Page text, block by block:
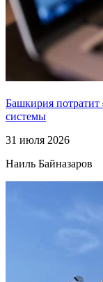
Башкирия
системы
31 июля 2026
Наиль Байназаров